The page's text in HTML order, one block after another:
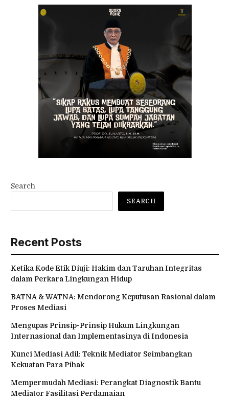
Search
SEARCH
Recent Posts
Ketika Kode Etik Diuji: Hakim dan Taruhan Integritas
dalam Perkara Lingkungan Hidup
BATNA & WATNA: Mendorong Keputusan Rasional dalam
Proses Mediasi
Mengupas Prinsip-Prinsip Hukum Lingkungan
Internasional dan Implementasinya di Indonesia
Kunci Mediasi Adil: Teknik Mediator Seimbangkan
Kekuatan Para Pihak
Mempermudah Mediasi: Perangkat Diagnostik Bantu
Mediator Fasilitasi Perdamaian